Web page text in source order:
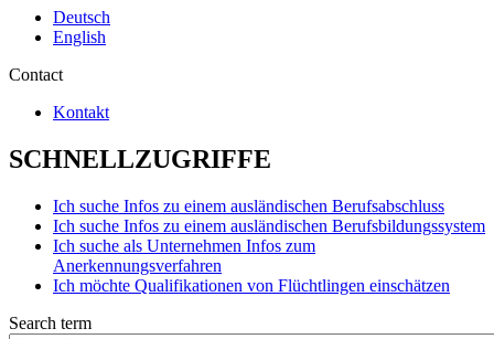
Deutsch
English
Contact
Kontakt
SCHNELLZUGRIFFE
Ich suche Infos zu einem ausländischen Berufsabschluss
Ich suche Infos zu einem ausländischen Berufsbildungssystem
Ich suche als Unternehmen Infos zum
Anerkennungsverfahren
Ich möchte Qualifikationen von Flüchtlingen einschätzen
Search term